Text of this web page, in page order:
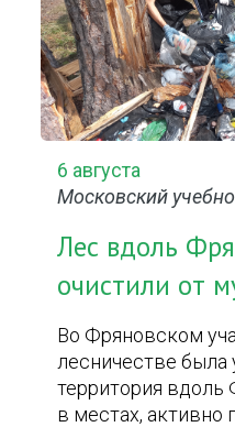
6 августа
Московский
Лес вдоль
очистили от
Во Фряновском
лесничестве была
территория
в местах,